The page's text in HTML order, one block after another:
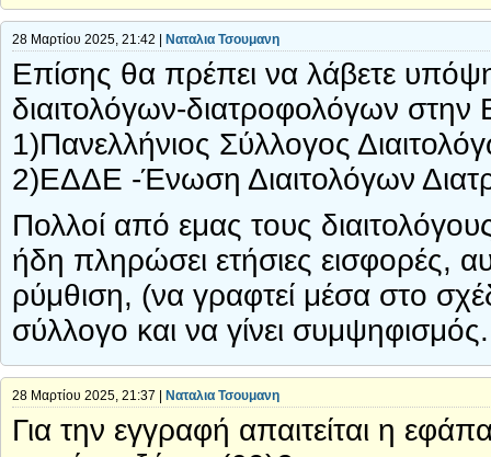
28 Μαρτίου 2025, 21:42 | Ναταλια Τσουμανη
Επίσης θα πρέπει να λάβετε
διαιτολόγων-διατροφολόγων στην
1)Πανελλήνιος Σύλλογος
2)ΕΔΔΕ -Ένωση Διαιτολόγων
Πολλοί από εμας τους
ήδη πληρώσει ετήσιες εισφορές,
ρύμθιση, (να γραφτεί μέσα στο
σύλλογο και να γίνει συμψηφισμός.
28 Μαρτίου 2025, 21:37 | Ναταλια Τσουμανη
Για την εγγραφή απαιτείται η